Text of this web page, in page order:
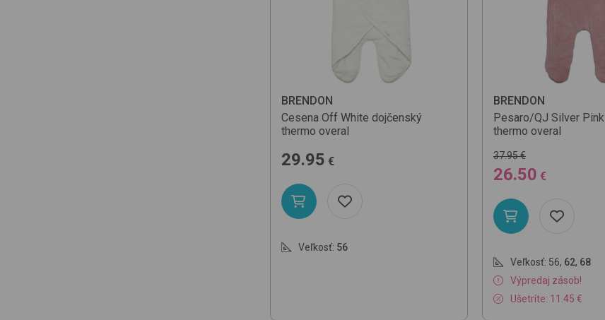
BRENDON
Cesena Off White dojčenský
thermo overal
29.95 €
Veľkosť: 56
BRENDON
Pesaro/QJ Silver Pink
thermo overal
37.95 €
26.50 €
Veľkosť: 56, 62, 68
Výpredaj zásob!
Ušetríte: 11.45 €